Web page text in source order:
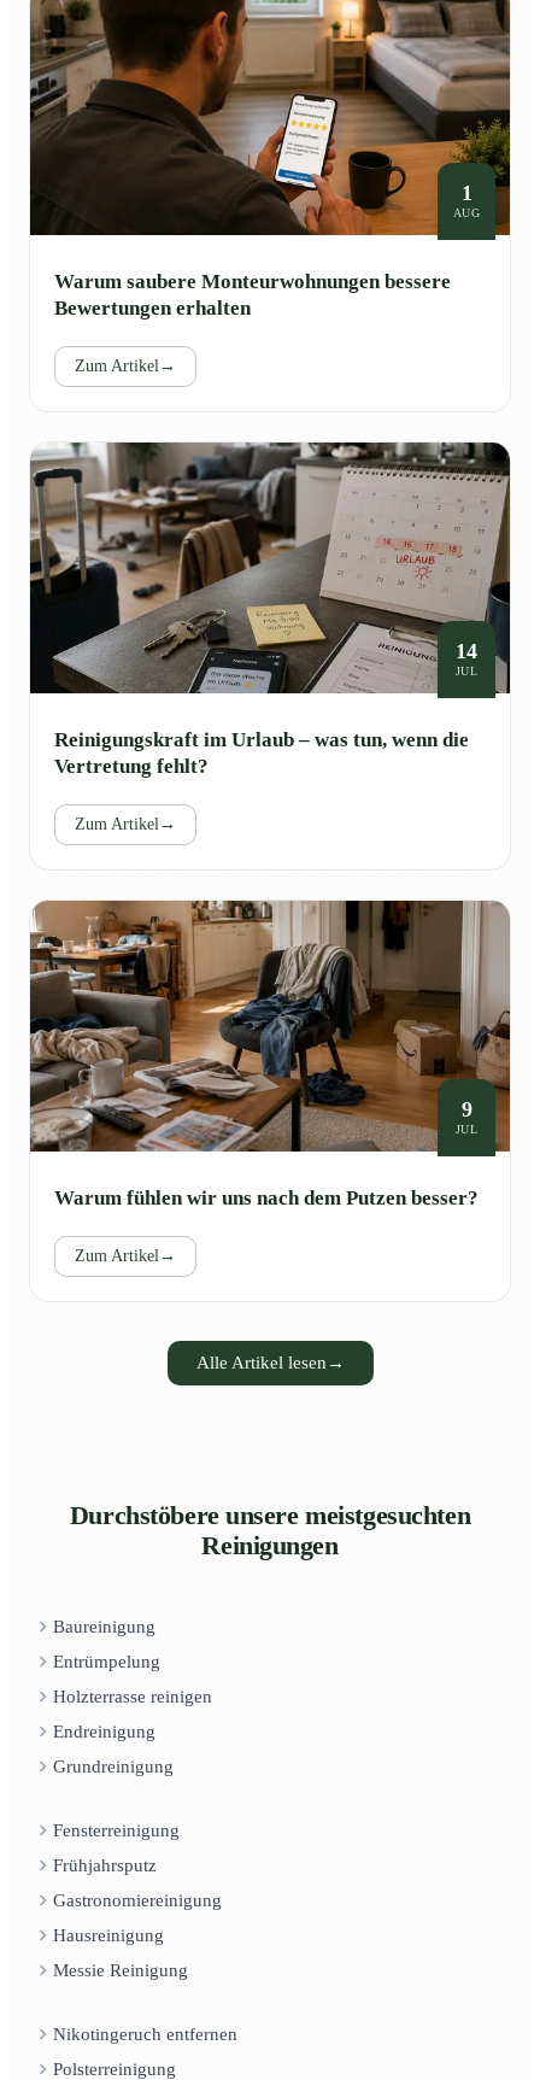
1
AUG
Warum saubere Monteurwohnungen bessere
Bewertungen erhalten
Zum Artikel →
14
JUL
Reinigungskraft im Urlaub – was tun, wenn die
Vertretung fehlt?
Zum Artikel →
9
JUL
Warum fühlen wir uns nach dem Putzen besser?
Zum Artikel →
Alle Artikel lesen →
Durchstöbere unsere meistgesuchten
Reinigungen
Baureinigung
Entrümpelung
Holzterrasse reinigen
Endreinigung
Grundreinigung
Fensterreinigung
Frühjahrsputz
Gastronomiereinigung
Hausreinigung
Messie Reinigung
Nikotingeruch entfernen
Polsterreinigung